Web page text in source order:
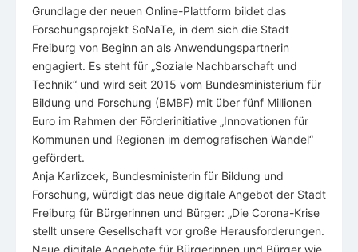
Grundlage der neuen Online-Plattform bildet das
Forschungsprojekt SoNaTe, in dem sich die Stadt
Freiburg von Beginn an als Anwendungspartnerin
engagiert. Es steht für „Soziale Nachbarschaft und
Technik“ und wird seit 2015 vom Bundesministerium für
Bildung und Forschung (BMBF) mit über fünf Millionen
Euro im Rahmen der Förderinitiative „Innovationen für
Kommunen und Regionen im demografischen Wandel“
gefördert.
Anja Karlizcek, Bundesministerin für Bildung und
Forschung, würdigt das neue digitale Angebot der Stadt
Freiburg für Bürgerinnen und Bürger: „Die Corona-Krise
stellt unsere Gesellschaft vor große Herausforderungen.
Neue digitale Angebote für Bürgerinnen und Bürger wie